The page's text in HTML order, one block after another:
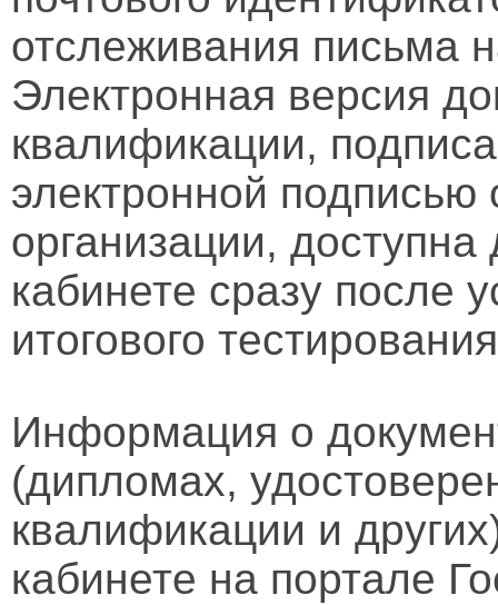
отслеживания письма
Электронная версия
квалификации,
электронной подписью
организации,
кабинете сразу после
итогового
Информация о
(дипломах,
квалификации и
кабинете на портале